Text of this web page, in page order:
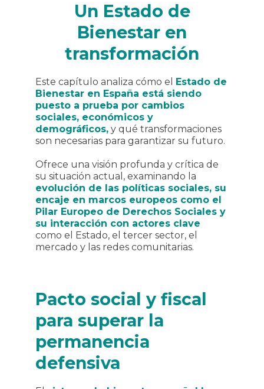
Un Estado de
Bienestar en
transformación
Este capítulo analiza cómo el Estado de
Bienestar en España está siendo
puesto a prueba por cambios
sociales, económicos y
demográficos, y qué transformaciones
son necesarias para garantizar su futuro.
Ofrece una visión profunda y crítica de
su situación actual, examinando la
evolución de las políticas sociales, su
encaje en marcos europeos como el
Pilar Europeo de Derechos Sociales y
su interacción con actores clave
como el Estado, el tercer sector, el
mercado y las redes comunitarias.
Pacto social y fiscal
para superar la
permanencia
defensiva